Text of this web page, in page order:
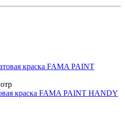
краска FAMA PAINT HANDY